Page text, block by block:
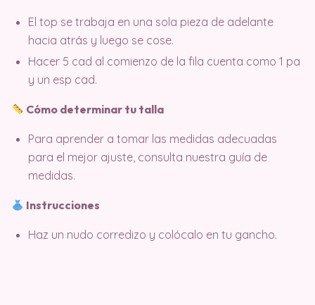
El top se trabaja en una sola pieza de adelante
hacia atrás y luego se cose.
Hacer 5 cad al comienzo de la fila cuenta como 1 pa
y un esp cad.
Cómo determinar tu talla
Para aprender a tomar las medidas adecuadas
para el mejor ajuste, consulta nuestra guía de
medidas.
Instrucciones
Haz un nudo corredizo y colócalo en tu gancho.